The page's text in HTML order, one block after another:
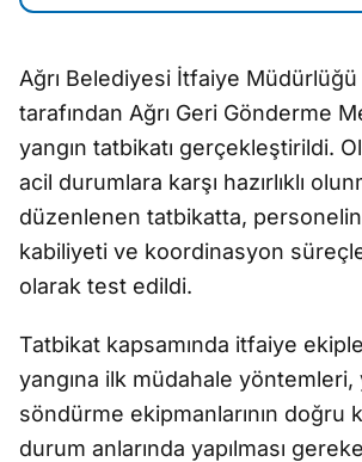
Ağrı Belediyesi İtfaiye
tarafından Ağrı Geri Gönderme
yangın tatbikatı gerçekleştirildi.
acil durumlara karşı hazırlıklı
düzenlenen tatbikatta,
kabiliyeti ve koordinasyon
olarak test edildi.
Tatbikat kapsamında itfaiye
yangına ilk müdahale yöntemleri,
söndürme ekipmanlarının doğru
durum anlarında yapılması